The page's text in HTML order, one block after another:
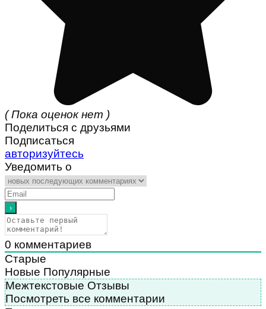
( Пока оценок нет )
Поделиться с друзьями
Подписаться
авторизуйтесь
Уведомить о
0 комментариев
Старые
Новые Популярные
Межтекстовые Отзывы
Посмотреть все комментарии